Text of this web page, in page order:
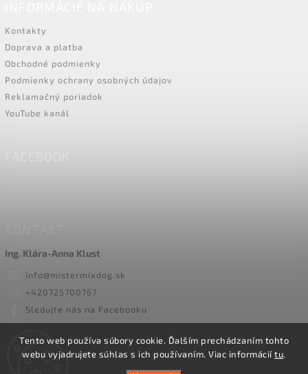
Tento web používa súbory cookie. Ďalším prechádzaním tohto
webu vyjadrujete súhlas s ich používaním. Viac informáciítu.
Kontakty
Doprava a platba
Obchodné podmienky
Podmienky ochrany osobných údajov
Reklamačný poriadok
YouTube kanál
Ing. Klára-Anna Klust
info@mistermixdog.sk
+420725700767
Sledujte nás na Facebooku
mister_mix_dog/
Mister Mix Dog. Všetky práva vyhradené.